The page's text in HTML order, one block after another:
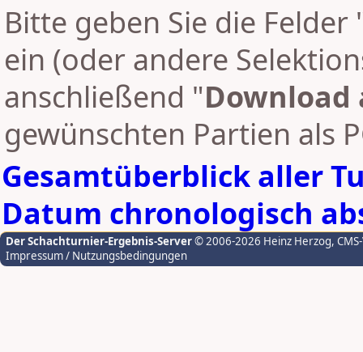
Bitte geben Sie die Felder
ein (oder andere
anschließend "Download
gewünschten Partien als
Gesamtüberblick aller
Datum chronologisch
Der Schachturnier-Ergebnis-Server© 2006-2026 Heinz Herzog,
Impressum / Nutzungsbedingungen